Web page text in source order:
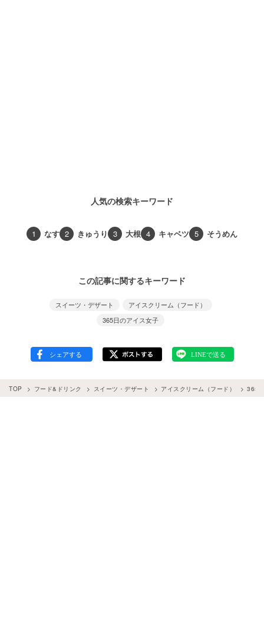
人気の検索キーワード
1 なす 2 きゅうり 3 大根 4 キャベツ 5 そうめん
この記事に関するキーワード
スイーツ・デザート
アイスクリーム（フード）
365日のアイス女子
TOP フード&ドリンク スイーツ・デザート アイスクリーム（フード） 365